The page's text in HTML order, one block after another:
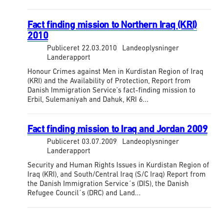
Fact finding mission to Northern Iraq (KRI)
2010
Publiceret 22.03.2010
Landeoplysninger
Landerapport
Honour Crimes against Men in Kurdistan Region of Iraq
(KRI) and the Availability of Protection, Report from
Danish Immigration Service’s fact-finding mission to
Erbil, Sulemaniyah and Dahuk, KRI 6...
Fact finding mission to Iraq and Jordan 2009
Publiceret 03.07.2009
Landeoplysninger
Landerapport
Security and Human Rights Issues in Kurdistan Region of
Iraq (KRI), and South/Central Iraq (S/C Iraq) Report from
the Danish Immigration Service´s (DIS), the Danish
Refugee Council´s (DRC) and Land...